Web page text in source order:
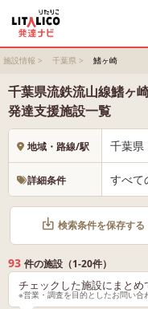
施設情報 > 千葉県 > 鰭ヶ崎
千葉県流鉄流山線鰭ヶ
発達支援施設一覧
地域・路線/駅 千葉
詳細条件 すべて
検索条件を保存する
93 件の施設（1-20件）
チェックした施設にまとめ
※営業・調査を目的としたお問い合